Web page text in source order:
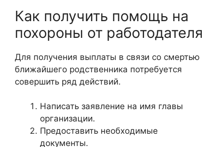
Как получить помощь на
похороны от работодателя
Для получения выплаты в связи со смертью
ближайшего родственника потребуется
совершить ряд действий.
Написать заявление на имя главы
организации.
Предоставить необходимые
документы.